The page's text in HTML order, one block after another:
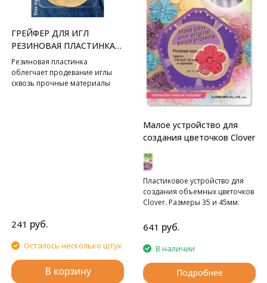
ГРЕЙФЕР ДЛЯ ИГЛ
РЕЗИНОВАЯ ПЛАСТИНКА
PRYM
Резиновая пластинка
облегчает продевание иглы
сквозь прочные материалы
241 руб.
Осталось несколько штук
В корзину
Малое устройство для
создания цветочков Clover
Пластиковое устройство для
создания объемных цветочков
Clover. Размеры 35 и 45мм.
641 руб.
В наличии
Подробнее